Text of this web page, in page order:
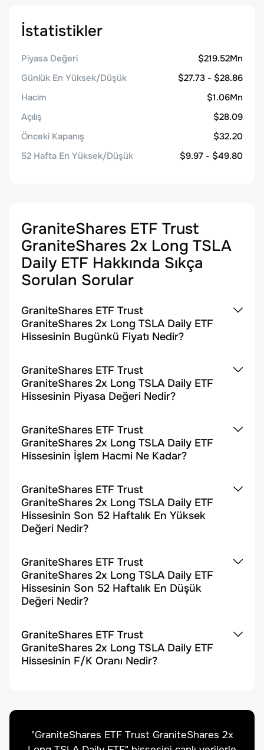
İstatistikler
Piyasa Değeri
$219.52Mn
Günlük En Yüksek/Düşük
$27.73 - $28.86
Hacim
$1.06Mn
Açılış
$28.09
Önceki Kapanış
$32.20
52 Hafta En Yüksek/Düşük
$9.97 - $49.80
GraniteShares ETF Trust
GraniteShares 2x Long TSLA
Daily ETF Hakkında Sıkça
Sorulan Sorular
GraniteShares ETF Trust
GraniteShares 2x Long TSLA Daily ETF
Hissesinin Bugünkü Fiyatı Nedir?
GraniteShares ETF Trust
GraniteShares 2x Long TSLA Daily ETF
Hissesinin Piyasa Değeri Nedir?
GraniteShares ETF Trust
GraniteShares 2x Long TSLA Daily ETF
Hissesinin İşlem Hacmi Ne Kadar?
GraniteShares ETF Trust
GraniteShares 2x Long TSLA Daily ETF
Hissesinin Son 52 Haftalık En Yüksek
Değeri Nedir?
GraniteShares ETF Trust
GraniteShares 2x Long TSLA Daily ETF
Hissesinin Son 52 Haftalık En Düşük
Değeri Nedir?
GraniteShares ETF Trust
GraniteShares 2x Long TSLA Daily ETF
Hissesinin F/K Oranı Nedir?
"GraniteShares ETF Trust GraniteShares 2x